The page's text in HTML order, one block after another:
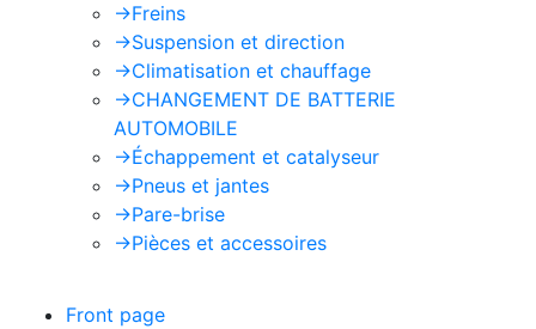
->Freins
->Suspension et direction
->Climatisation et chauffage
->CHANGEMENT DE BATTERIE
AUTOMOBILE
->Échappement et catalyseur
->Pneus et jantes
->Pare-brise
->Pièces et accessoires
Front page